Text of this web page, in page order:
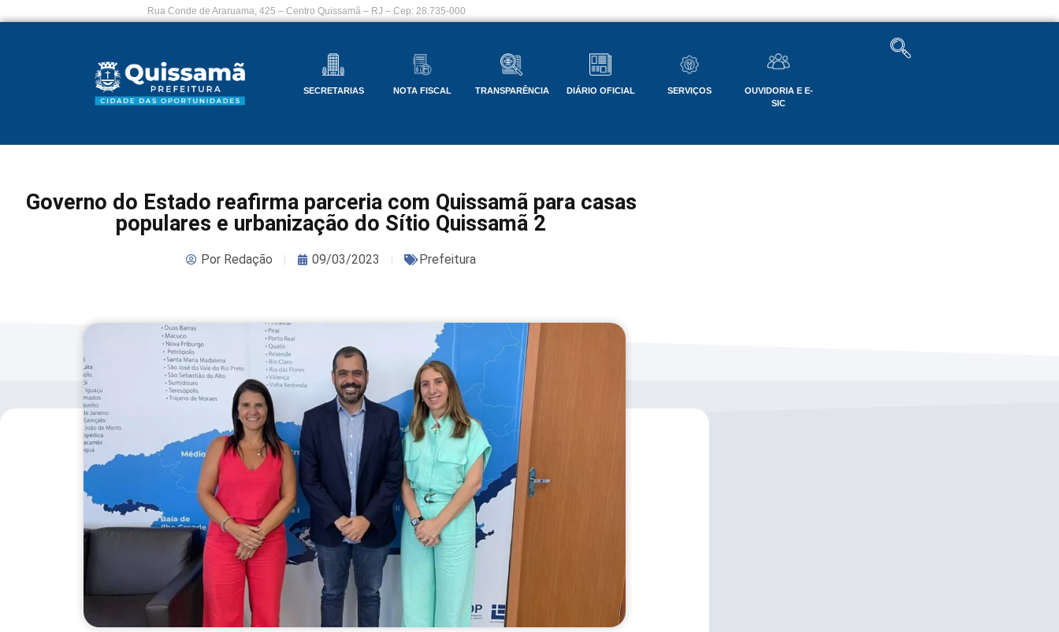
Rua Conde de Araruama, 425 – Centro Quissamã – RJ – Cep: 28.735-000
SECRETARIAS NOTA FISCAL TRANSPARÊNCIA DIÁRIO OFICIAL SERVIÇOS
OUVIDORIA E E-
SIC
Governo do Estado reafirma parceria com Quissamã para casas
populares e urbanização do Sítio Quissamã 2
Por Redação 09/03/2023 Prefeitura